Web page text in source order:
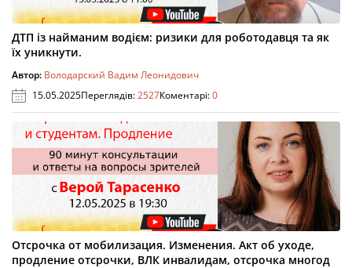
ДТП із найманим водієм: ризики для роботодавця та як
їх уникнути.
Автор: Володарский Вадим Леонидович
15.05.2025Переглядів:2527Коментарі:0
Отсрочка от мобилизация. Изменения. Акт об уходе,
продление отсрочки, ВЛК инвалидам, отсрочка многод